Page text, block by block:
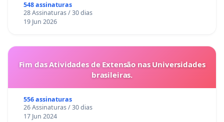
548 assinaturas
28 Assinaturas / 30 dias
19 Jun 2026
Fim das Atividades de Extensão nas Universidades
brasileiras.
556 assinaturas
26 Assinaturas / 30 dias
17 Jun 2024